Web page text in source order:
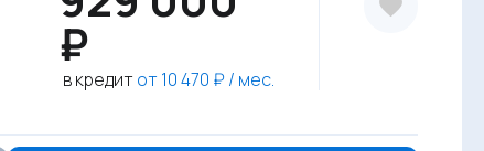
₽
в кредитот 10 470 ₽ / мес.